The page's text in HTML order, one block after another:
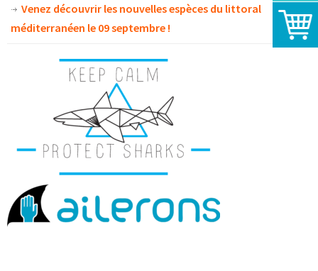
Venez découvrir les nouvelles espèces du littoral
méditerranéen le 09 septembre !